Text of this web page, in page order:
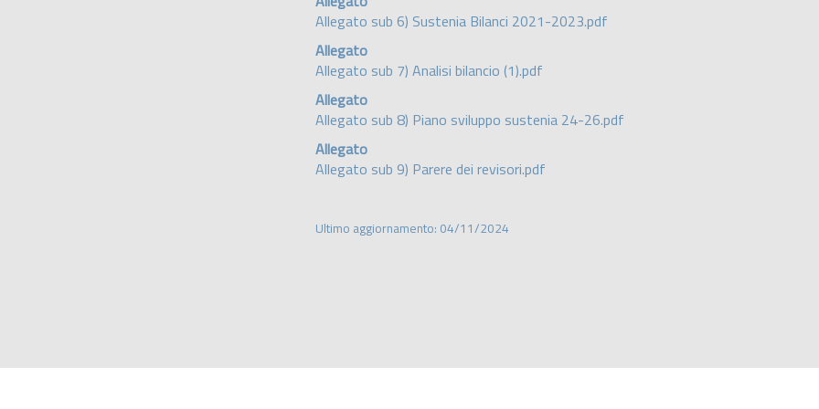
Allegato sub 6) Sustenia Bilanci 2021-2023.pdf
Allegato
Allegato sub 7) Analisi bilancio (1).pdf
Allegato
Allegato sub 8) Piano sviluppo sustenia 24-26.pdf
Allegato
Allegato sub 9) Parere dei revisori.pdf
Ultimo aggiornamento: 04/11/2024